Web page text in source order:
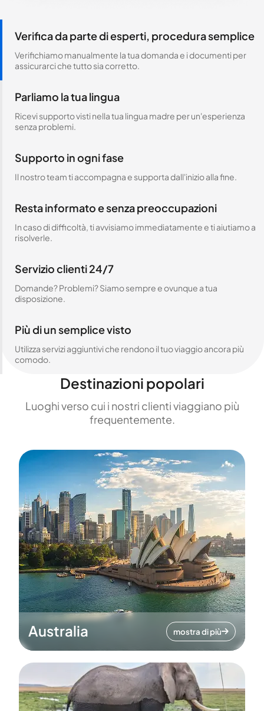
Verifica da parte di esperti, procedura semplice
Verifichiamo manualmente la tua domanda e i documenti per
assicurarci che tutto sia corretto.
Parliamo la tua lingua
Ricevi supporto visti nella tua lingua madre per un'esperienza
senza problemi.
Supporto in ogni fase
Il nostro team ti accompagna e supporta dall'inizio alla fine.
Resta informato e senza preoccupazioni
In caso di difficoltà, ti avvisiamo immediatamente e ti aiutiamo a
risolverle.
Servizio clienti 24/7
Domande? Problemi? Siamo sempre e ovunque a tua
disposizione.
Più di un semplice visto
Utilizza servizi aggiuntivi che rendono il tuo viaggio ancora più
comodo.
Destinazioni popolari
Luoghi verso cui i nostri clienti viaggiano più
frequentemente.
Australia mostra di più